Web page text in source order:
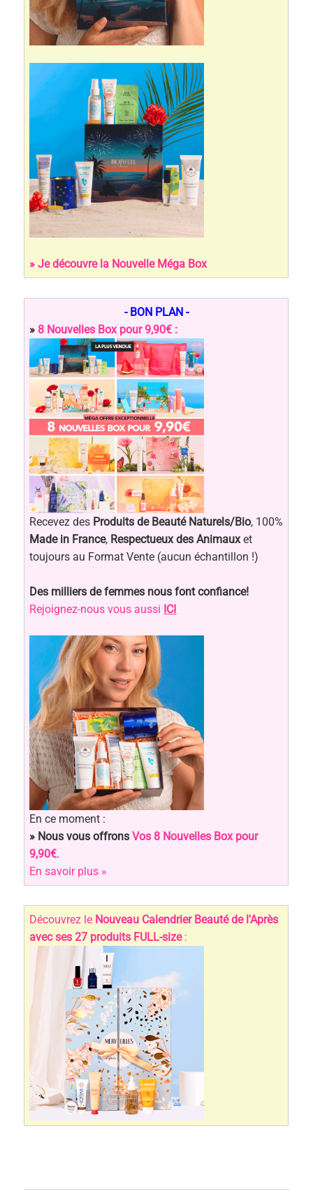
» Je découvre la Nouvelle Méga Box
- BON PLAN -
» 8 Nouvelles Box pour 9,90€ :
Recevez des Produits de Beauté Naturels/Bio, 100%
Made in France, Respectueux des Animauxet
toujours au Format Vente (aucun échantillon !)
Des milliers de femmes nous font confiance!
Rejoignez-nous vous aussi ICI
En ce moment :
» Nous vous offronsVos 8 Nouvelles Box pour
9,90€.
En savoir plus »
Découvrez le Nouveau Calendrier Beauté de l'Après
avec ses 27 produits FULL-size: